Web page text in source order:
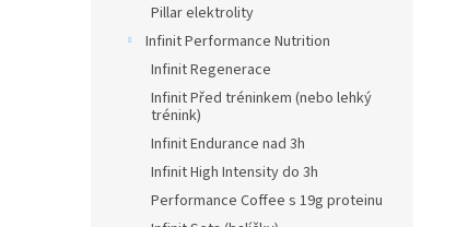
Pillar elektrolity
Infinit Performance Nutrition
Infinit Regenerace
Infinit Před tréninkem (nebo lehký
trénink)
Infinit Endurance nad 3h
Infinit High Intensity do 3h
Performance Coffee s 19g proteinu